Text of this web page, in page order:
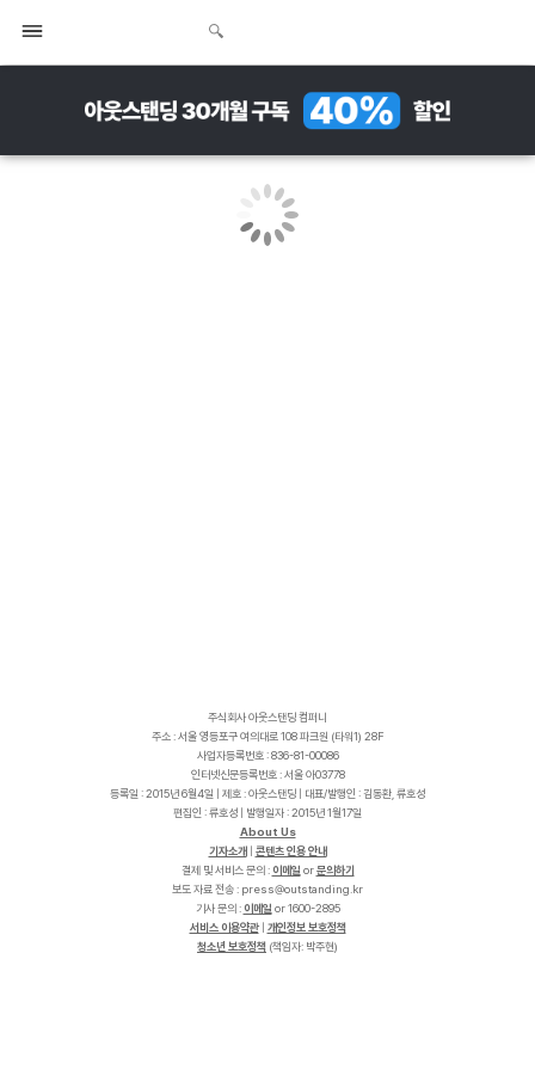
주식회사 아웃스탠딩 컴퍼니
주소 : 서울 영등포구 여의대로 108 파크원 (타워1) 28F
사업자등록번호 : 836-81-00086
인터넷신문등록번호 : 서울 아03778
등록일 : 2015년 6월4일 | 제호 : 아웃스탠딩 | 대표/발행인 : 김동환, 류호성
편집인 : 류호성 | 발행일자 : 2015년 1월17일
About Us
기자소개
콘텐츠 인용 안내
결제 및 서비스 문의 : 이메일 or문의하기
보도 자료 전송 :
r
k
.
g
n
i
d
n
a
t
s
t
u
o
@
s
s
e
r
p
기사 문의 : 이메일 or 1600-2895
서비스 이용약관| 개인정보 보호정책
청소년 보호정책 (책임자: 박주현)